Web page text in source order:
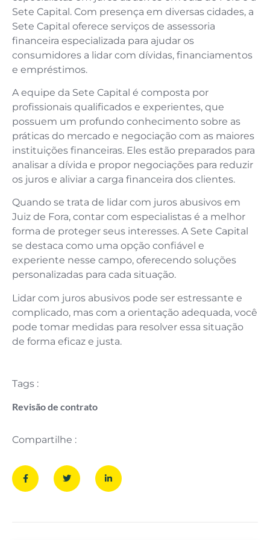
Sete Capital. Com presença em diversas cidades, a
Sete Capital oferece serviços de assessoria
financeira especializada para ajudar os
consumidores a lidar com dívidas, financiamentos
e empréstimos.
A equipe da Sete Capital é composta por
profissionais qualificados e experientes, que
possuem um profundo conhecimento sobre as
práticas do mercado e negociação com as maiores
instituições financeiras. Eles estão preparados para
analisar a dívida e propor negociações para reduzir
os juros e aliviar a carga financeira dos clientes.
Quando se trata de lidar com juros abusivos em
Juiz de Fora, contar com especialistas é a melhor
forma de proteger seus interesses. A Sete Capital
se destaca como uma opção confiável e
experiente nesse campo, oferecendo soluções
personalizadas para cada situação.
Lidar com juros abusivos pode ser estressante e
complicado, mas com a orientação adequada, você
pode tomar medidas para resolver essa situação
de forma eficaz e justa.
Tags :
Revisão de contrato
Compartilhe :